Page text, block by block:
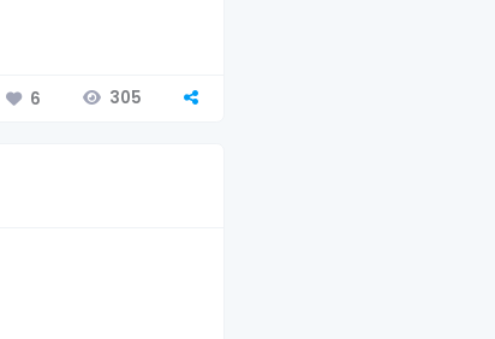
6 305